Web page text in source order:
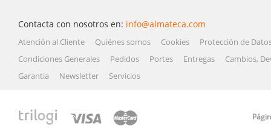
Contacta con nosotros en: info@almateca.com
Atención al Cliente Quiénes somos Cookies
Protección de
Condiciones Generales
Pedidos Portes Entregas
Cambios,
Garantia
Newsletter Servicios